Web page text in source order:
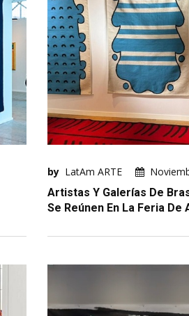
by LatAm ARTE
Artistas Y Galerías De
Se Reúnen En La Feria De